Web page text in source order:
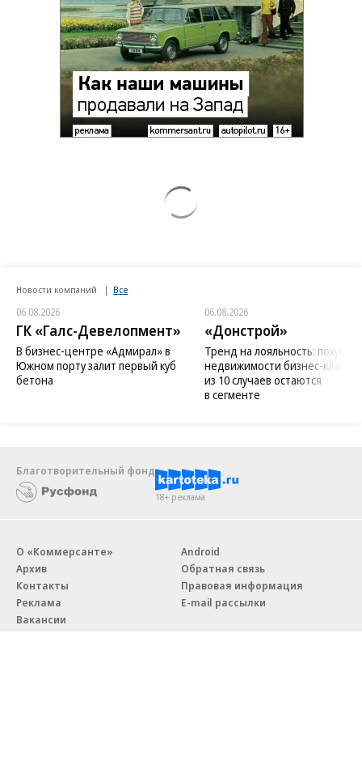
Новости компаний Все
06.08.2026
ГК «Галс-Девелопмент»
В бизнес-центре «Адмирал» в
Южном порту залит первый куб
бетона
06.08.2026
«Донстрой»
Тренд на лояльность:
недвижимости бизнес-класса
из 10 случаев остаются
в сегменте
Благотворительный фонд
18+ реклама
О «Коммерсанте»
Архив
Контакты
Реклама
Вакансии
Android
Обратная связь
Правовая информация
E-mail рассылки